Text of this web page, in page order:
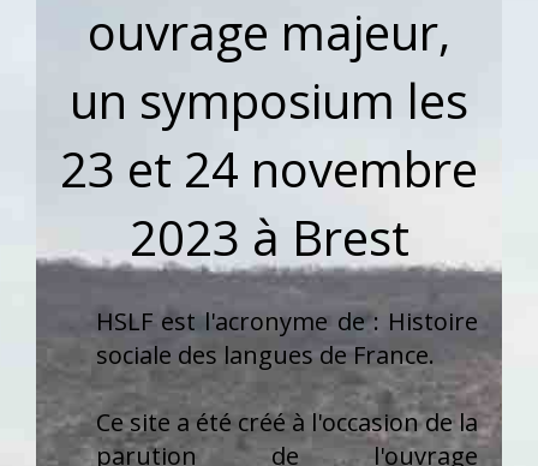
ouvrage majeur,
un symposium les
23 et 24 novembre
2023 à Brest
HSLF est l'acronyme de : Histoire
sociale des langues de France.
Ce site a été créé à l'occasion de la
parution de l'ouvrage